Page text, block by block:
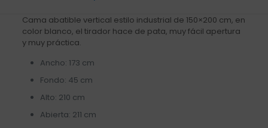
Cama abatible vertical estilo industrial de 150×200 cm, en
color blanco, el tirador hace de pata, muy fácil apertura
y muy práctica.
Ancho: 173 cm
Fondo: 45 cm
Alto: 210 cm
Abierta: 211 cm